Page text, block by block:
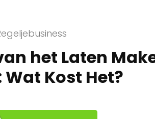
het Laten
Kost Het?